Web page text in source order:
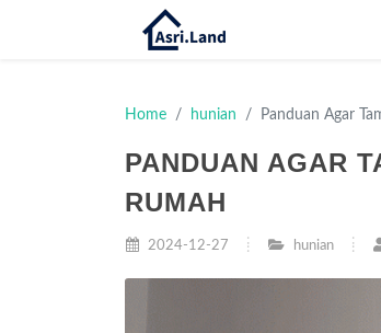
Home hunian Panduan Agar
PANDUAN AGAR
RUMAH
2024-12-27 hunian